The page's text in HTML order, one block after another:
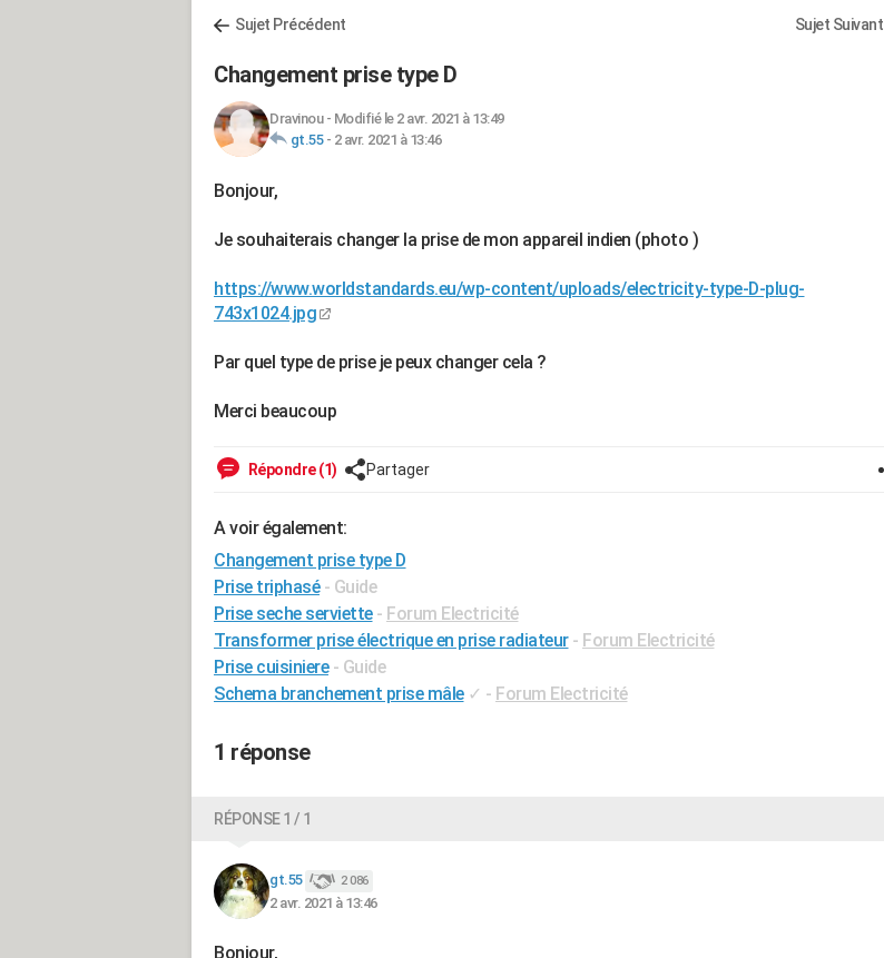
Sujet Précédent Sujet Suivant
Changement prise type D
Dravinou- Modifié le 2 avr. 2021 à 13:49
gt.55- 2 avr. 2021 à 13:46
Bonjour,
Je souhaiterais changer la prise de mon appareil indien (photo )
https://www.worldstandards.eu/wp-content/uploads/electricity-type-D-plug-
743x1024.jpg
Par quel type de prise je peux changer cela ?
Merci beaucoup
Répondre (1) Partager
A voir également:
Changement prise type D
Prise triphasé - Guide
Prise seche serviette - Forum Electricité
Transformer prise électrique en prise radiateur - Forum Electricité
Prise cuisiniere - Guide
Schema branchement prise mâle ✓ - Forum Electricité
1 réponse
RÉPONSE 1 / 1
gt.55 2 086
2 avr. 2021 à 13:46
Bonjour,